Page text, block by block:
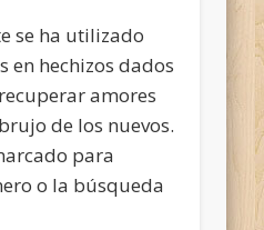
se ha utilizado
en hechizos dados
amores
de los nuevos.
para
o la búsqueda